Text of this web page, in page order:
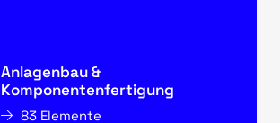
Anlagenbau &
Komponentenfertigung
83 Elemente